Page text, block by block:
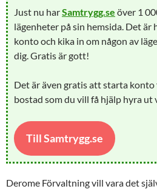
Just nu harSamtrygg.se över 1
lägenheter på sin hemsida. Det
konto och kika in om någon av
dig. Gratis är gott!
Det är även gratis att starta konto
bostad som du vill få hjälp hyra ut
Till Samtrygg.se
Derome Förvaltning vill vara det